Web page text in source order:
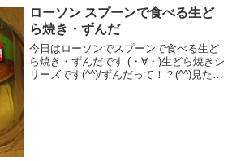
量 ★★☆☆☆ カロリー ８７
Kｃａｌ評価 ...
ローソン スプーンで食べる生ど
ら焼き・ずんだ
今日はローソンでスプーンで食べる生ど
ら焼き・ずんだです (・∀・)生どら焼きシ
リーズです(^^)/ずんだって！？(^^)見た目